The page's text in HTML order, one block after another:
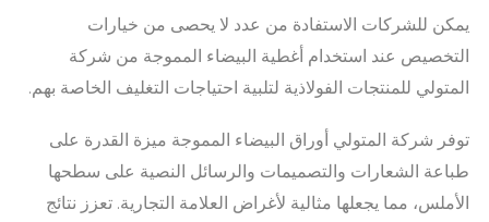
يمكن للشركات الاستفادة من عدد لا يحصى من خيارات
التخصيص عند استخدام أغطية البيضاء المموجة من شركة
المتولي للمنتجات الفولاذية لتلبية احتياجات التغليف الخاصة بهم.
توفر شركة المتولي أوراق البيضاء المموجة ميزة القدرة على
طباعة الشعارات والتصميمات والرسائل النصية على سطحها
الأملس، مما يجعلها مثالية لأغراض العلامة التجارية. تعزز نتائج